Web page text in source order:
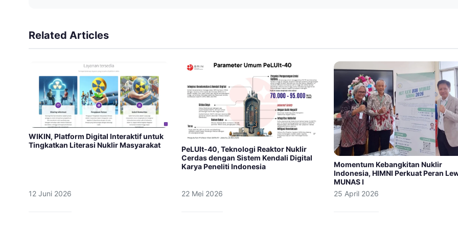
Related Articles
WIKIN, Platform Digital Interaktif untuk
Tingkatkan Literasi Nuklir Masyarakat
12 Juni 2026
PeLUIt-40, Teknologi Reaktor Nuklir
Cerdas dengan Sistem Kendali Digital
Karya Peneliti Indonesia
22 Mei 2026
Momentum Kebangkitan Nuklir
Indonesia, HIMNI Perkuat Peran
MUNAS I
25 April 2026